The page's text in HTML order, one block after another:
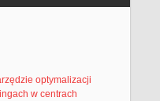
optymalizacji
w centrach